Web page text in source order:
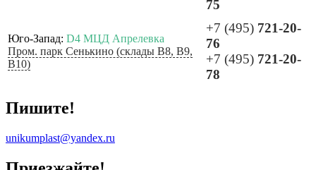
75
Юго-Запад: D4 МЦД Апрелевка
Пром. парк Сенькино (склады B8, B9,
B10)
+7 (495) 721-20-
76
+7 (495) 721-20-
78
Пишите!
unikumplast@yandex.ru